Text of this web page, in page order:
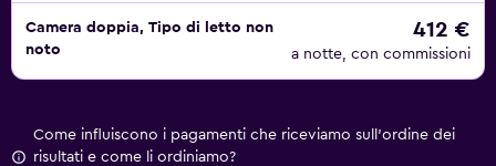
Camera doppia, Tipo di letto non
noto
412 €
a notte, con commissioni
Come influiscono i pagamenti che riceviamo sull'ordine dei
risultati e come li ordiniamo?